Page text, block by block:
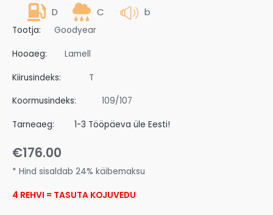
D C b
Tootja: Goodyear
Hooaeg: Lamell
Kiirusindeks: T
Koormusindeks: 109/107
Tarneaeg: 1-3 Tööpäeva üle Eesti!
€176.00
* Hind sisaldab 24% käibemaksu
4 REHVI = TASUTA KOJUVEDU